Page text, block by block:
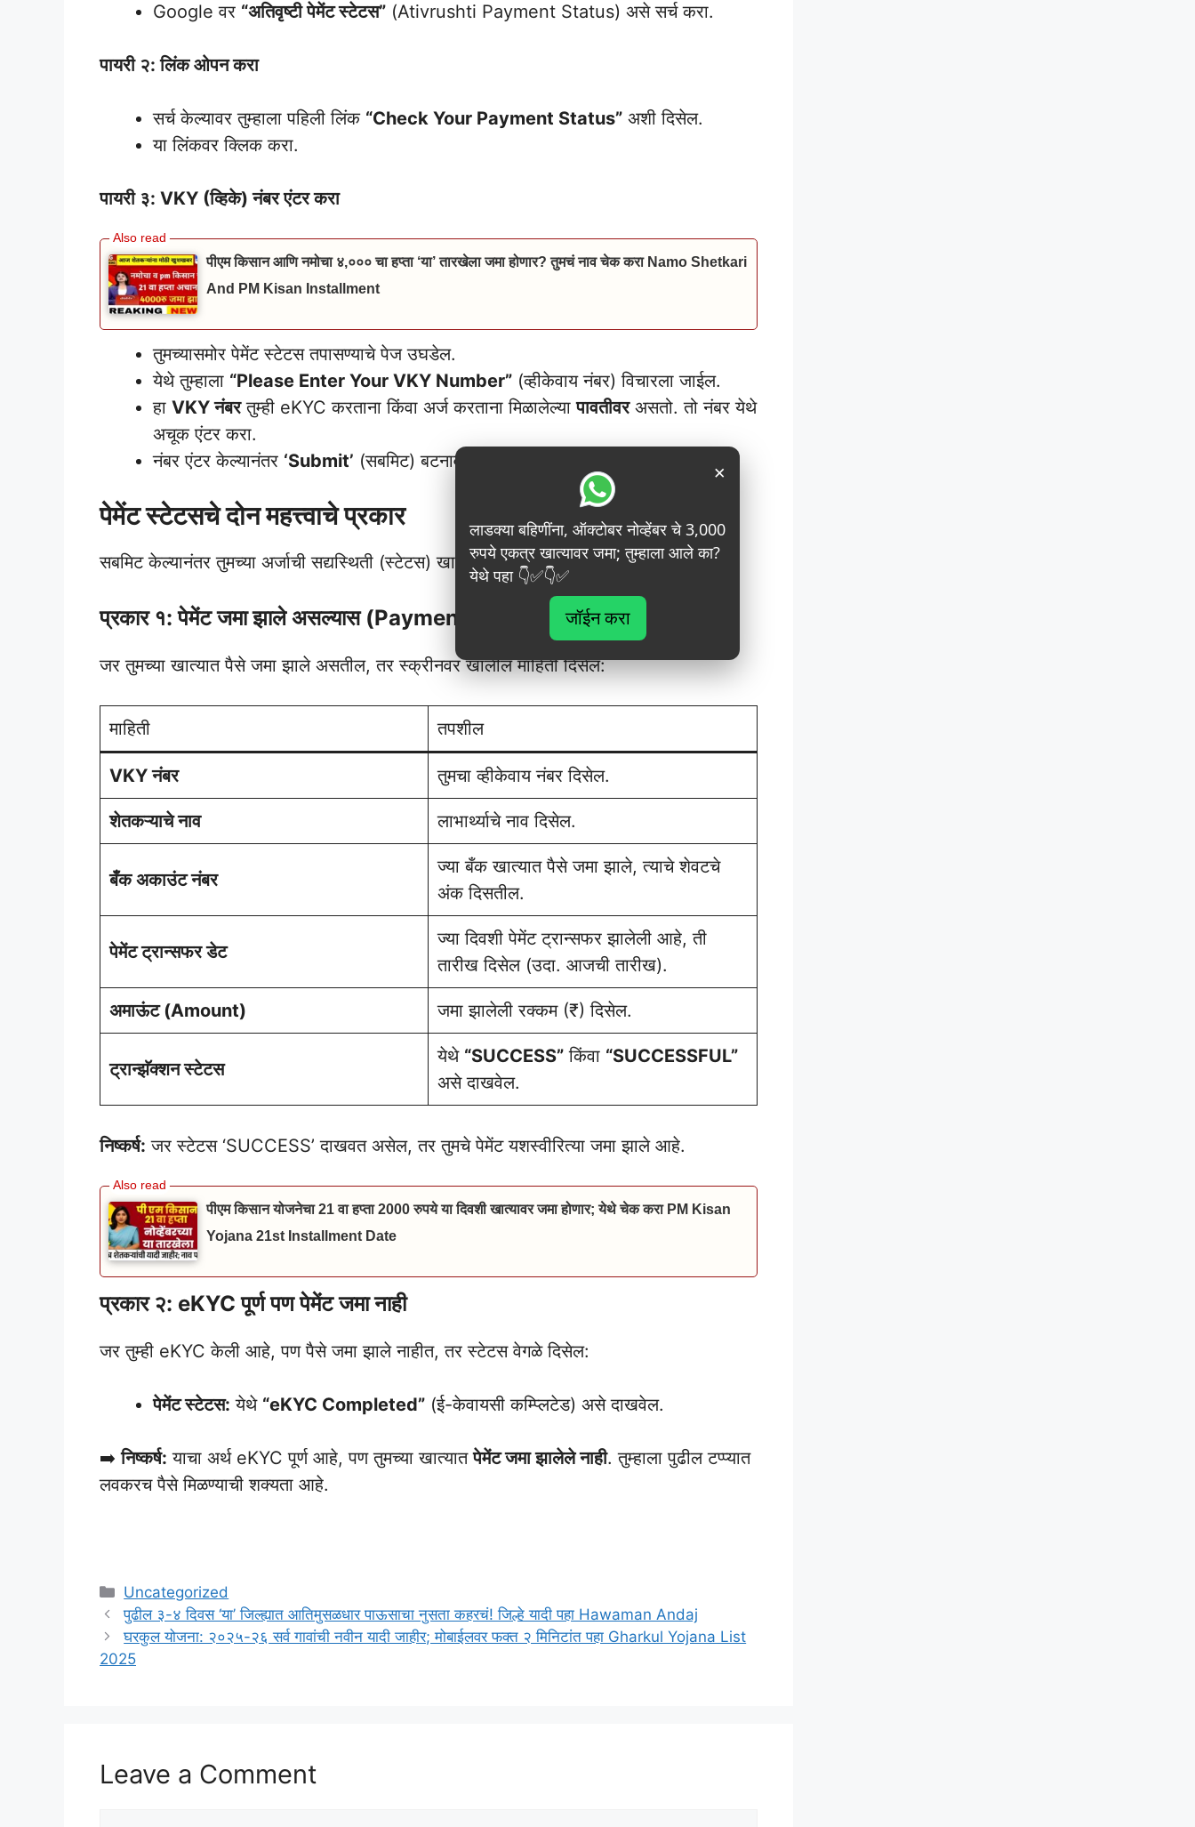
Google वर “अतिवृष्टी पेमेंट स्टेटस” (Ativrushti Payment Status) असे सर्च करा.
पायरी २: लिंक ओपन करा
सर्च केल्यावर तुम्हाला पहिली लिंक “Check Your Payment Status” अशी दिसेल.
या लिंकवर क्लिक करा.
पायरी ३: VKY (व्हिके) नंबर एंटर करा
पीएम किसान आणि नमोचा ४,००० चा हप्ता ‘या’ तारखेला जमा होणार? तुमचं नाव चेक करा Namo Shetkari
And PM Kisan Installment
तुमच्यासमोर पेमेंट स्टेटस तपासण्याचे पेज उघडेल.
येथे तुम्हाला “Please Enter Your VKY Number” (व्हीकेवाय नंबर) विचारला जाईल.
हा VKY नंबरतुम्ही eKYC करताना किंवा अर्ज करताना मिळालेल्यापावतीवरअसतो. तो नंबर येथे
अचूक एंटर करा.
नंबर एंटर केल्यानंतर ‘Submit’ (सबमिट) बटनावर क्लिक करा.
पेमेंट स्टेटसचे दोन महत्त्वाचे प्रकार
सबमिट केल्यानंतर तुमच्या अर्जाची सद्यस्थिती (स्टेटस) खालील दोन प्रकारांमध्ये दिसू शकते:
प्रकार १: पेमेंट जमा झाले असल्यास (Payment Successful)
जर तुमच्या खात्यात पैसे जमा झाले असतील, तर स्क्रीनवर खालील माहिती दिसेल:
माहिती तपशील
VKY नंबर तुमचा व्हीकेवाय नंबर दिसेल.
शेतकऱ्याचे नाव लाभार्थ्याचे नाव दिसेल.
बँक अकाउंट नंबर
ज्या बँक खात्यात पैसे जमा झाले, त्याचे शेवटचे
अंक दिसतील.
पेमेंट ट्रान्सफर डेट
ज्या दिवशी पेमेंट ट्रान्सफर झालेली आहे, ती
तारीख दिसेल (उदा. आजची तारीख).
अमाऊंट (Amount) जमा झालेली रक्कम (₹) दिसेल.
ट्रान्झॅक्शन स्टेटस
येथे “SUCCESS” किंवा “SUCCESSFUL”
असे दाखवेल.
निष्कर्ष: जर स्टेटस ‘SUCCESS’ दाखवत असेल, तर तुमचे पेमेंट यशस्वीरित्या जमा झाले आहे.
पीएम किसान योजनेचा 21 वा हप्ता 2000 रुपये या दिवशी खात्यावर जमा होणार; येथे चेक करा PM Kisan
Yojana 21st Installment Date
प्रकार २: eKYC पूर्ण पण पेमेंट जमा नाही
जर तुम्ही eKYC केली आहे, पण पैसे जमा झाले नाहीत, तर स्टेटस वेगळे दिसेल:
पेमेंट स्टेटस: येथे “eKYC Completed” (ई-केवायसी कम्प्लिटेड) असे दाखवेल.
➡️निष्कर्ष: याचा अर्थ eKYC पूर्ण आहे, पण तुमच्या खात्यातपेमेंट जमा झालेले नाही. तुम्हाला पुढील टप्प्यात
लवकरच पैसे मिळण्याची शक्यता आहे.
Categories
Uncategorized
पुढील ३-४ दिवस ‘या’ जिल्ह्यात आतिमुसळधार पाऊसाचा नुसता कहरचं! जिल्हे यादी पहा Hawaman Andaj
घरकुल योजना: २०२५-२६ सर्व गावांची नवीन यादी जाहीर; मोबाईलवर फक्त २ मिनिटांत पहा Gharkul Yojana List
2025
Leave a Comment
×
लाडक्या बहिणींना, ऑक्टोबर नोव्हेंबर चे 3,000
रुपये एकत्र खात्यावर जमा; तुम्हाला आले का?
येथे पहा 👇✅👇✅
जॉईन करा